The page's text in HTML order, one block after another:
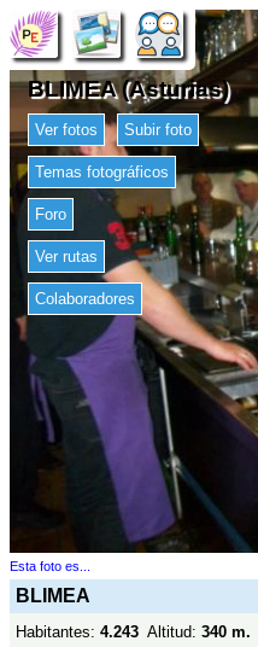
BLIMEA (Asturias)
Ver fotos Subir foto
Temas fotográficos
Foro
Ver rutas
Colaboradores
Esta foto es...
BLIMEA
Habitantes: 4.243 Altitud: 340 m.